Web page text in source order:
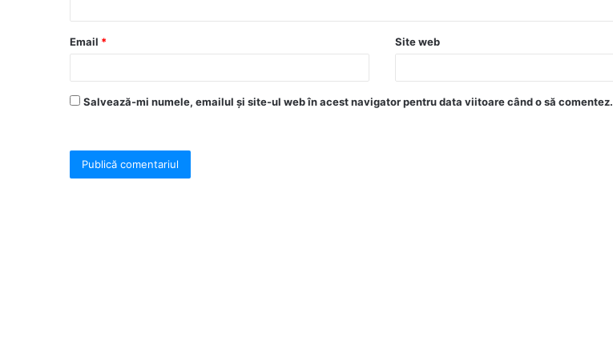
Email * Site web
Salvează-mi numele, emailul și site-ul web în acest navigator pentru data viitoare când o să comentez.